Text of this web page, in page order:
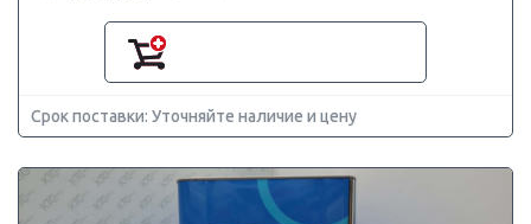
Срок поставки: Уточняйте наличие и цену